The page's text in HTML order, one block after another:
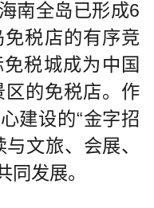
南全岛已形成6
税店的有序竞
税城成为中国
的免税店。作
建设的“金字招
文旅、会展、
同发展。